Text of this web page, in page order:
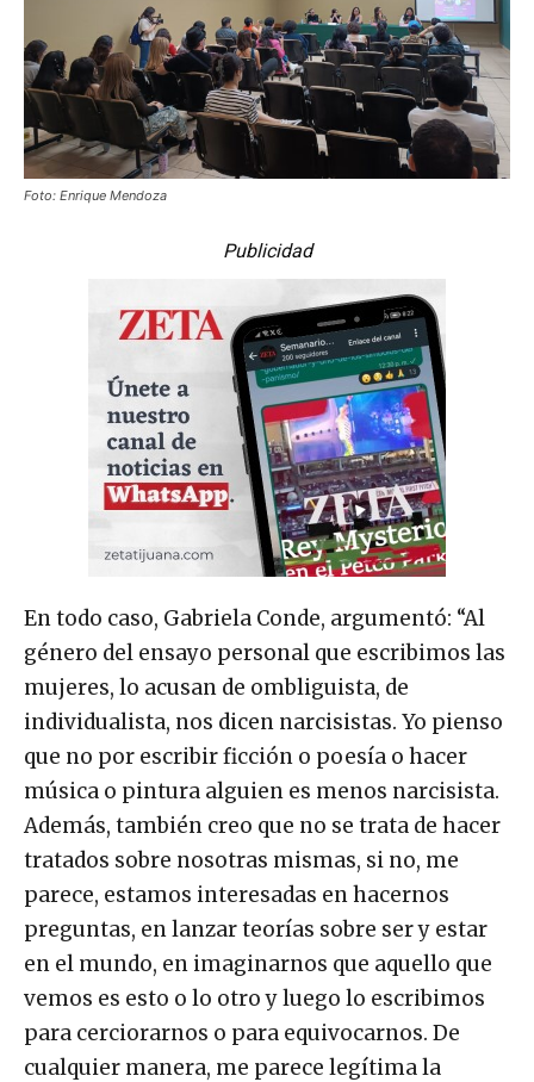
Foto: Enrique Mendoza
Publicidad
En todo caso, Gabriela Conde, argumentó: “Al
género del ensayo personal que escribimos las
mujeres, lo acusan de ombliguista, de
individualista, nos dicen narcisistas. Yo pienso
que no por escribir ficción o poesía o hacer
música o pintura alguien es menos narcisista.
Además, también creo que no se trata de hacer
tratados sobre nosotras mismas, si no, me
parece, estamos interesadas en hacernos
preguntas, en lanzar teorías sobre ser y estar
en el mundo, en imaginarnos que aquello que
vemos es esto o lo otro y luego lo escribimos
para cerciorarnos o para equivocarnos. De
cualquier manera, me parece legítima la